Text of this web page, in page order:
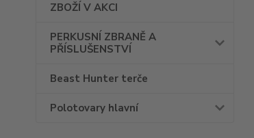
ZBOŽÍ V AKCI
PERKUSNÍ ZBRANĚ A
PŘÍSLUŠENSTVÍ
Beast Hunter terče
Polotovary hlavní